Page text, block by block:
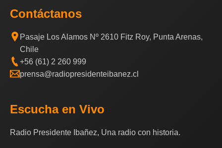
Contáctanos
Pasaje Los Alamos Nº 2610 Fitz Roy, Punta Arenas,
Chile
+56 (61) 2 260 999
prensa@radiopresidenteibanez.cl
Escucha en Vivo
Radio Presidente Ibañez, Una radio con historia.